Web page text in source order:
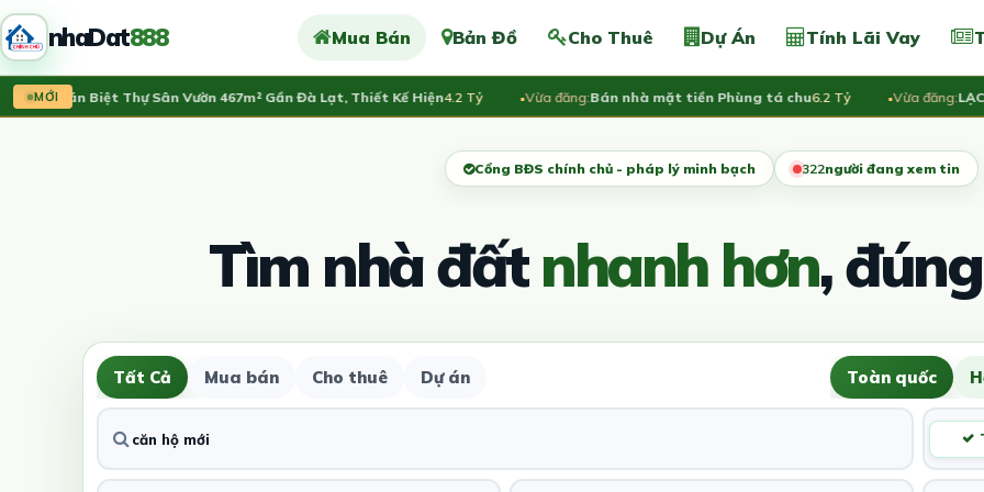
nhaDat888 Mua Bán Bản Đồ Cho Thuê Dự Án Tính Lãi Vay
MỚI
Bán Biệt Thự Sân Vườn 467m² Gần Đà Lạt, Thiết Kế Hiện4.2 Tỷ Vừa đăng:Bán nhà mặt tiền Phùng tá chu6.2 Tỷ Vừa đăng:LẠC
Cổng BĐS chính chủ - pháp lý minh bạch 318người đang xem tin
Tìm nhà đấtnhanh hơn,
Tất Cả Mua bán Cho thuê Dự án Toàn quốc